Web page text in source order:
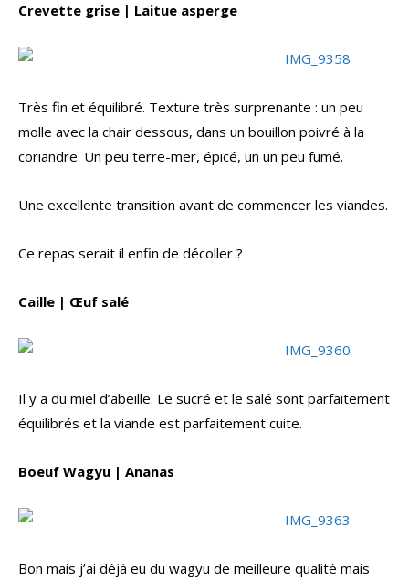
Crevette grise | Laitue asperge
Très fin et équilibré. Texture très surprenante : un peu
molle avec la chair dessous, dans un bouillon poivré à la
coriandre. Un peu terre-mer, épicé, un un peu fumé.
Une excellente transition avant de commencer les viandes.
Ce repas serait il enfin de décoller ?
Caille | Œuf salé
Il y a du miel d’abeille. Le sucré et le salé sont parfaitement
équilibrés et la viande est parfaitement cuite.
Boeuf Wagyu | Ananas
Bon mais j’ai déjà eu du wagyu de meilleure qualité mais